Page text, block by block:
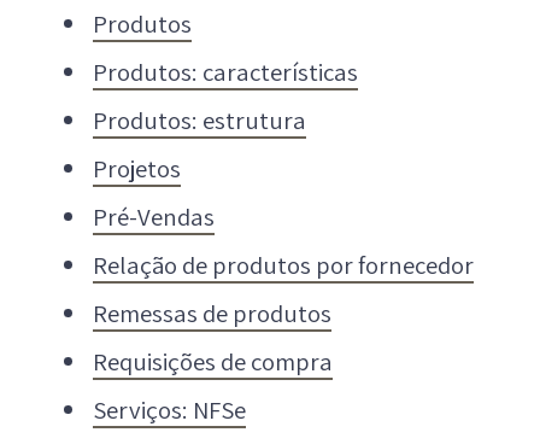
Produtos
Produtos: características
Produtos: estrutura
Projetos
Pré-Vendas
Relação de produtos por fornecedor
Remessas de produtos
Requisições de compra
Serviços: NFSe